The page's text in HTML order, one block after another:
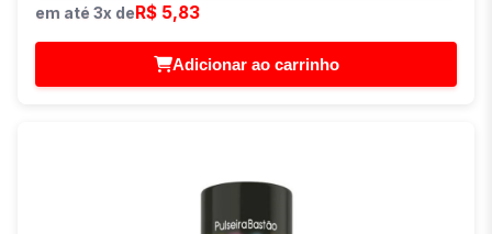
em até 3x deR$ 5,83
Adicionar ao carrinho